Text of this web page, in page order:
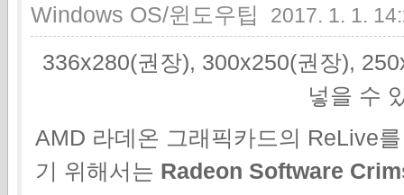
Windows OS/윈도우팁 2017. 1. 1.
336x280(권장), 300x250(권장),
넣을 수
AMD 라데온 그래픽카드의 ReLive
기 위해서는 Radeon Software